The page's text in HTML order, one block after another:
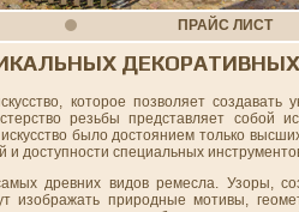
ПРАЙС ЛИСТ
которое позволяет
резьбы представляет собой
было достоянием только
и доступности специальных
древних видов ремесла. Узоры,
изображать природные мотивы,